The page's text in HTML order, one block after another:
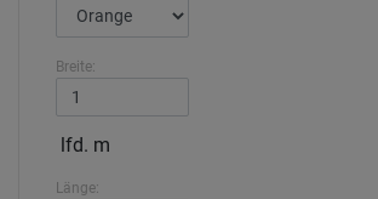
Breite:
lfd. m
Länge: